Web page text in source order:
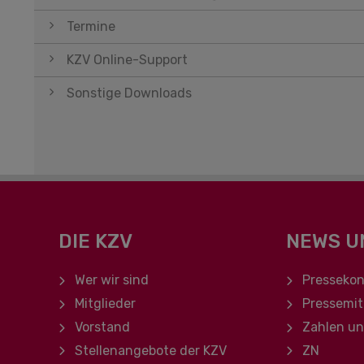
Termine
KZV Online-Support
Sonstige Downloads
DIE KZV
Navigation überspringen
Wer wir sind
Mitglieder
Vorstand
Stellenangebote der KZV
NEWS
Navigation
Zahlen
ZN